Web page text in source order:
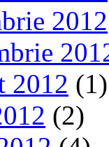
2012
2012 (1)
(2)